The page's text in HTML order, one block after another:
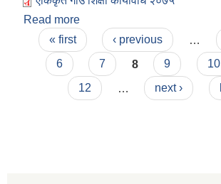
Read more
Pages
« first ‹ previous
6
7 8 9 10
12
next ›